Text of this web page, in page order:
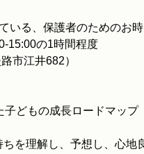
いる、保護者のためのお時
15:00の1時間程度
市江井682）
どもの成長ロードマッ
を理解し、予想し、心